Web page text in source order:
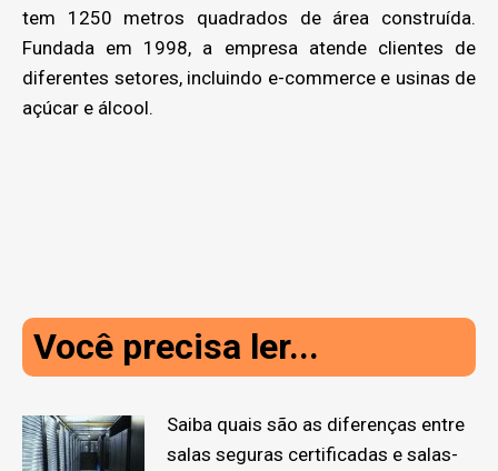
tem 1250 metros quadrados de área construída.
Fundada em 1998, a empresa atende clientes de
diferentes setores, incluindo e-commerce e usinas de
açúcar e álcool.
Você precisa ler...
Saiba quais são as diferenças entre
salas seguras certificadas e salas-